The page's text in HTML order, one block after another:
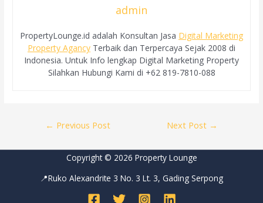
admin
PropertyLounge.id adalah Konsultan Jasa Digital Marketing
Property Agancy Terbaik dan Terpercaya Sejak 2008 di
Indonesia. Untuk Info lengkap Digital Marketing Property
Silahkan Hubungi Kami di +62 819-7810-088
← Previous Post Next Post →
Copyright © 2026 Property Lounge
📍Ruko Alexandrite 3 No. 3 Lt. 3, Gading Serpong